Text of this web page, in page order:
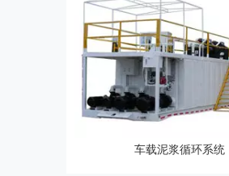
车载泥浆循环系统